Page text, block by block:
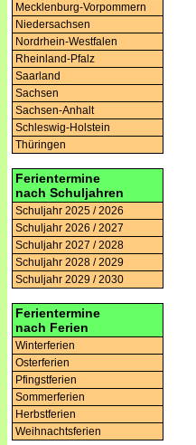
Mecklenburg-Vorpommern
Niedersachsen
Nordrhein-Westfalen
Rheinland-Pfalz
Saarland
Sachsen
Sachsen-Anhalt
Schleswig-Holstein
Thüringen
Ferientermine
nach Schuljahren
Schuljahr 2025 / 2026
Schuljahr 2026 / 2027
Schuljahr 2027 / 2028
Schuljahr 2028 / 2029
Schuljahr 2029 / 2030
Ferientermine
nach Ferien
Winterferien
Osterferien
Pfingstferien
Sommerferien
Herbstferien
Weihnachtsferien